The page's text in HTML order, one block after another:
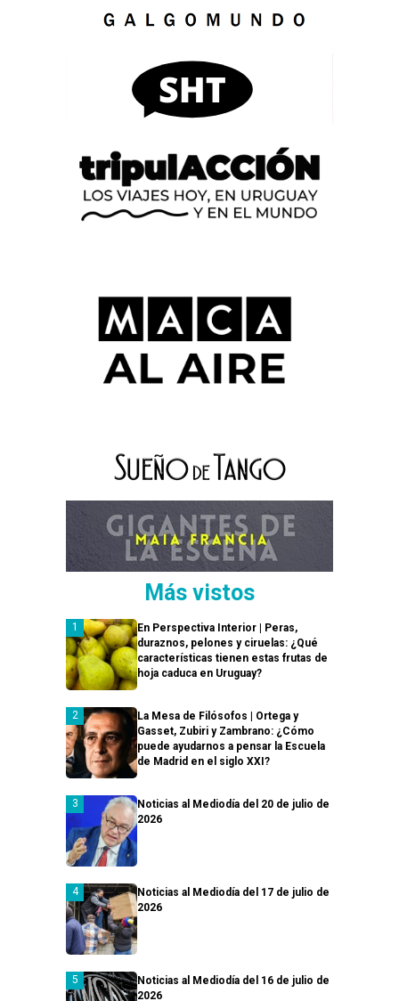
Más vistos
En Perspectiva Interior | Peras,
duraznos, pelones y ciruelas: ¿Qué
características tienen estas frutas de
hoja caduca en Uruguay?
La Mesa de Filósofos | Ortega y
Gasset, Zubiri y Zambrano: ¿Cómo
puede ayudarnos a pensar la Escuela
de Madrid en el siglo XXI?
Noticias al Mediodía del 20 de julio de
2026
Noticias al Mediodía del 17 de julio de
2026
Noticias al Mediodía del 16 de julio de
2026